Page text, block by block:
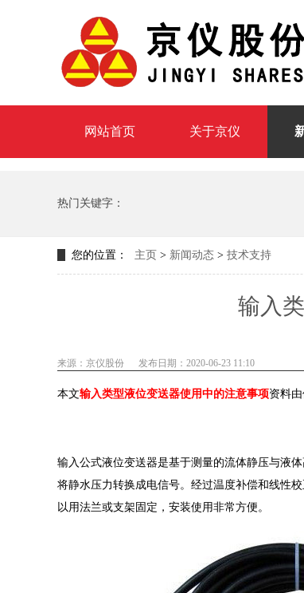
网站首页 关于京仪
热门关键字：
3051L系列液位变送器,3051L液位变送器
您的位置： 主页 > 新闻动态 > 技术支持
输入
来源：京仪股份 发布日期：2020-06-23 11:10
本文输入类型液位变送器使用中的注意事项资料
输入公式液位变送器是基于测量的流体静压与液
将静水压力转换成电信号。经过温度补偿和线性
以用法兰或支架固定，安装使用非常方便。